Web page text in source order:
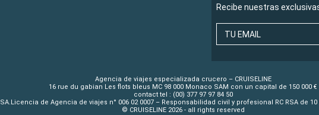
Recibe nuestras
TU EMAIL
Agencia de viajes especializada crucero – CRUISELINE
16 rue du gabian Les flots bleus MC 98 000 Monaco SAM con un capital de 150 000 €
contact tel : (00) 377 97 97 84 50
SA.Licencia de Agencia de viajes n° 006 02 0007 – Responsabilidad civil y profesional RC RSA de 10
© CRUISELINE 2026 - all rights reserved